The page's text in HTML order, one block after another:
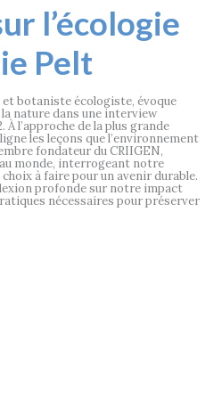
l’écologie
Pelt
botaniste écologiste, évoque
nature dans une interview
À l’approche de la plus grande
les leçons que l’environnement
fondateur du CRIIGEN,
monde, interrogeant notre
à faire pour un avenir durable.
profonde sur notre impact
nécessaires pour préserver